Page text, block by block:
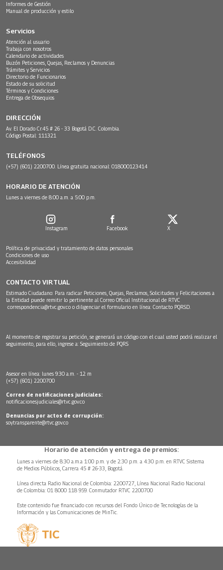
Informes de Gestión
Manual de producción y estilo
Servicios
Atención al usuario
Trabaja con nosotros
Calendario de actividades
Buzón Peticiones, Quejas, Reclamos y Denuncias
Trámites y Servicios
Directorio de Funcionarios
Estado de su solicitud
Términos y Condiciones
Entrega de Obsequios
DIRECCIÓN
Av. El Dorado Cr.45 # 26 - 33 Bogotá D.C. Colombia.
Código Postal: 111321
TELÉFONOS
(+57) (601) 2200700. Línea gratuita nacional: 018000123414
HORARIO DE ATENCIÓN
Lunes a viernes de 8:00 a.m. a 5:00 p.m.
Instagram Facebook X
Política de privacidad y tratamiento de datos personales
Condiciones de uso
Accesibilidad
CONTACTO VIRTUAL
Estimado Ciudadano: Para radicar Peticiones, Quejas, Reclamos, Solicitudes y Felicitaciones a
la Entidad puede remitir lo pertinente al Correo Oficial Institucional de RTVC
correspondencia@rtvc.gov.co o diligenciar el formulario en línea: Contacto PQRSD.
Al momento de registrar su petición, se generará un código con el cual usted podrá realizar el
seguimiento, para ello, ingrese a: Seguimiento de PQRS
Asesor en línea: lunes 9:30 a.m. - 12 m
(+57) (601) 2200700
Correo de notificaciones judiciales:
notificacionesjudiciales@rtvc.gov.co
Denuncias por actos de corrupción:
soytransparente@rtvc.gov.co
Horario de atención y entrega de premios:
Lunes a viernes de 8:30 a.m.a 1:00 p.m. y de 2:30 p.m. a 4:30 p.m. en RTVC Sistema
de Medios Públicos, Carrera 45 # 26-33, Bogotá.
Línea directa Radio Nacional de Colombia: 2200727, Línea Nacional Radio Nacional
de Colombia: 01 8000 118 959. Conmutador RTVC 2200700
Este contenido fue financiado con recursos del Fondo Único de Tecnologías de la
Información y las Comunicaciones de MinTic.